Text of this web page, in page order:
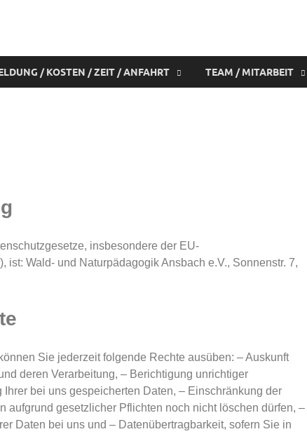
/ KOSTEN / ZEIT / ANFAHRT TEAM / MITARBEIT
insbesondere der EU-
ist: Wald- und Naturpädagogik Ansbach e.V., Sonnenstr. 7,
Sie jederzeit folgende Rechte ausüben: – Auskunft
deren Verarbeitung, – Berichtigung unrichtiger
bei uns gespeicherten Daten, – Einschränkung der
aufgrund gesetzlicher Pflichten noch nicht löschen dürfen, –
Daten bei uns und – Datenübertragbarkeit, sofern Sie in